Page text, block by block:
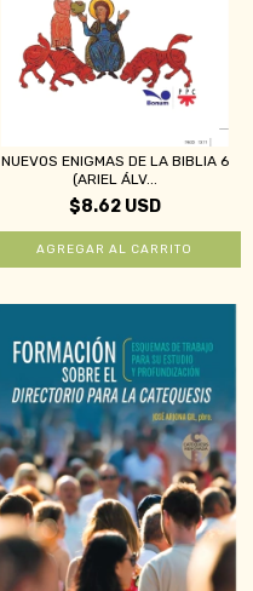
NUEVOS ENIGMAS DE LA BIBLIA 6
(ARIEL ÁLV...
$8.62 USD